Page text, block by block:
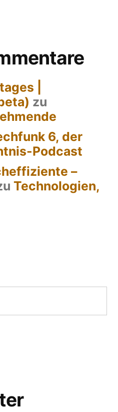
|
zu
6, der
Podcast
–
Technologien,